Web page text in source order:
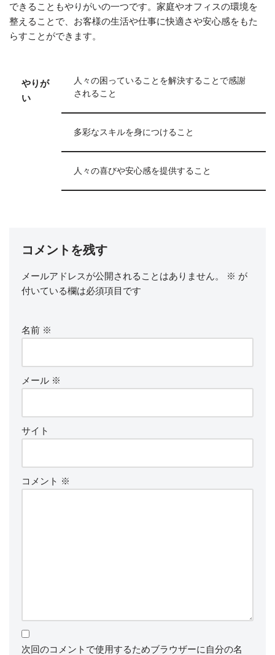
できることもやりがいの一つです。家庭やオフィスの環境を
整えることで、お客様の生活や仕事に快適さや安心感をもた
らすことができます。
やりが
い
人々の困っていることを解決することで感謝
されること
多彩なスキルを身につけること
人々の喜びや安心感を提供すること
コメントを残す
メールアドレスが公開されることはありません。 ※ が
付いている欄は必須項目です
名前 ※
メール ※
サイト
コメント ※
次回のコメントで使用するためブラウザーに自分の名